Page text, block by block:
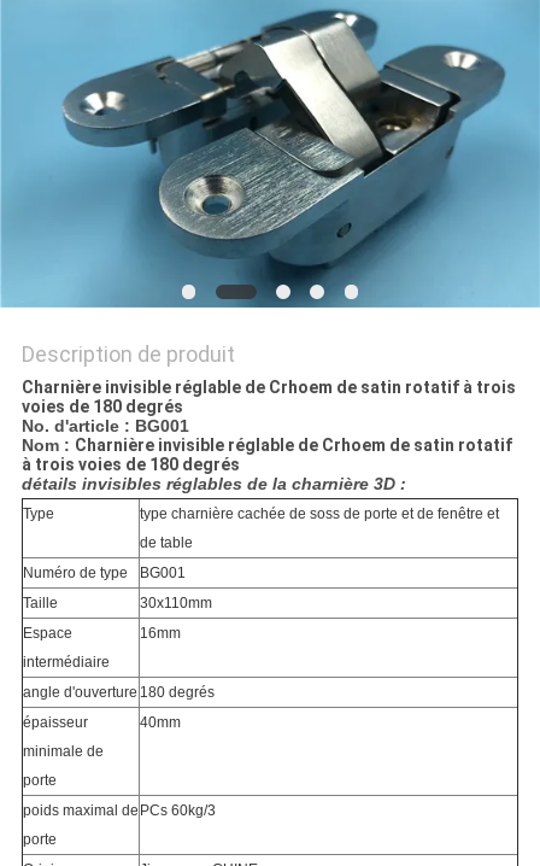
Description de produit
Charnière invisible réglable de Crhoem de satin rotatif à trois
voies de 180 degrés
No. d'article : BG001
Nom : Charnière invisible réglable de Crhoem de satin rotatif
à trois voies de 180 degrés
détails invisibles réglables de la charnière 3D :
Type
type charnière cachée de soss de porte et de fenêtre et
de table
Numéro de type
BG001
Taille
30x110mm
Espace
intermédiaire
16mm
angle d'ouverture 180 degrés
épaisseur
minimale de
porte
40mm
poids maximal de
porte
PCs 60kg/3